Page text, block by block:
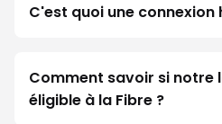
C'est quoi une connexion
Comment savoir si notre
éligible à la Fibre ?